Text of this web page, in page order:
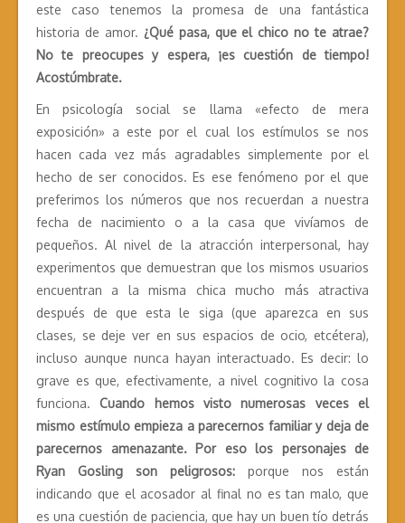
este caso tenemos la promesa de una fantástica
historia de amor. ¿Qué pasa, que el chico no te atrae?
No te preocupes y espera, ¡es cuestión de tiempo!
Acostúmbrate.
En psicología social se llama «efecto de mera
exposición» a este por el cual los estímulos se nos
hacen cada vez más agradables simplemente por el
hecho de ser conocidos. Es ese fenómeno por el que
preferimos los números que nos recuerdan a nuestra
fecha de nacimiento o a la casa que vivíamos de
pequeños. Al nivel de la atracción interpersonal, hay
experimentos que demuestran que los mismos usuarios
encuentran a la misma chica mucho más atractiva
después de que esta le siga (que aparezca en sus
clases, se deje ver en sus espacios de ocio, etcétera),
incluso aunque nunca hayan interactuado. Es decir: lo
grave es que, efectivamente, a nivel cognitivo la cosa
funciona.Cuando hemos visto numerosas veces el
mismo estímulo empieza a parecernos familiar y deja de
parecernos amenazante.
Por eso los personajes de
Ryan Gosling son peligrosos: porque nos están
indicando que el acosador al final no es tan malo, que
es una cuestión de paciencia, que hay un buen tío detrás